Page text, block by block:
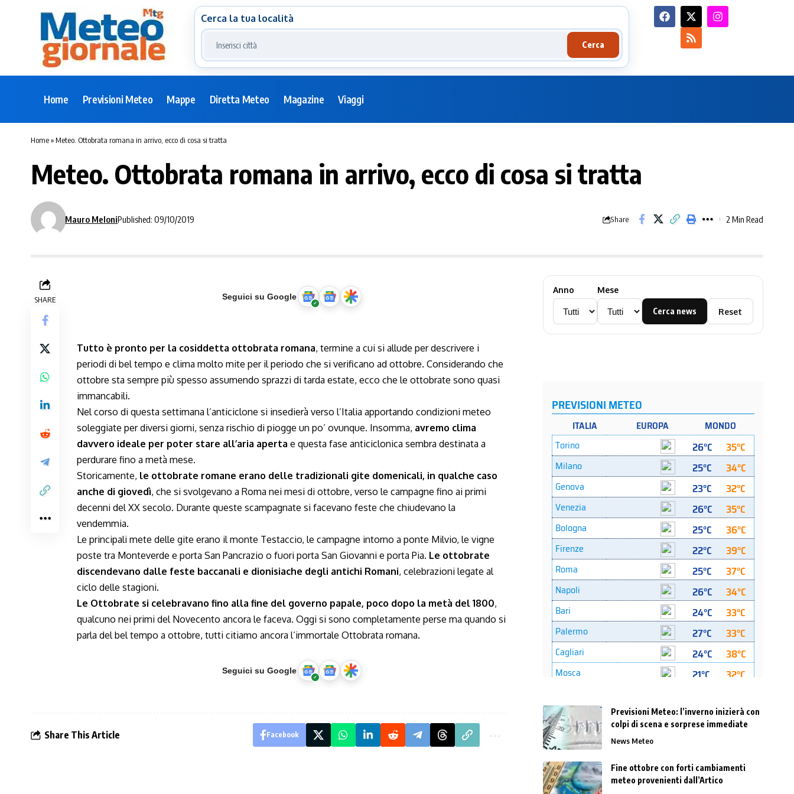
Cerca la tua località
Cerca
Home Previsioni Meteo Mappe Diretta Meteo Magazine Viaggi
Home»Meteo. Ottobrata romana in arrivo, ecco di cosa si tratta
Meteo. Ottobrata romana in arrivo, ecco di cosa si tratta
Mauro MeloniPublished: 09/10/2019 Share 2 Min Read
SHARE Seguici su Google
Tutto è pronto per la cosiddetta ottobrata romana, termine a cui si allude per descrivere i
periodi di bel tempo e clima molto mite per il periodo che si verificano ad ottobre. Considerando che
ottobre sta sempre più spesso assumendo sprazzi di tarda estate, ecco che le ottobrate sono quasi
immancabili.
Nel corso di questa settimana l’anticiclone si insedierà verso l’Italia apportando condizioni meteo
soleggiate per diversi giorni, senza rischio di piogge un po’ ovunque. Insomma, avremo clima
davvero ideale per poter stare all’aria aperta e questa fase anticiclonica sembra destinata a
perdurare fino a metà mese.
Storicamente, le ottobrate romane erano delle tradizionali gite domenicali, in qualche caso
anche di giovedì, che si svolgevano a Roma nei mesi di ottobre, verso le campagne fino ai primi
decenni del XX secolo. Durante queste scampagnate si facevano feste che chiudevano la
vendemmia.
Le principali mete delle gite erano il monte Testaccio, le campagne intorno a ponte Milvio, le vigne
poste tra Monteverde e porta San Pancrazio o fuori porta San Giovanni e porta Pia. Le ottobrate
discendevano dalle feste baccanali e dionisiache degli antichi Romani, celebrazioni legate al
ciclo delle stagioni.
Le Ottobrate si celebravano fino alla fine del governo papale, poco dopo la metà del 1800,
qualcuno nei primi del Novecento ancora le faceva. Oggi si sono completamente perse ma quando si
parla del bel tempo a ottobre, tutti citiamo ancora l’immortale Ottobrata romana.
Seguici su Google
Share This Article Facebook
Anno Mese
Cerca news Reset
Previsioni Meteo: l’inverno inizierà con
colpi di scena e sorprese immediate
News Meteo
Fine ottobre con forti cambiamenti
meteo provenienti dall’Artico